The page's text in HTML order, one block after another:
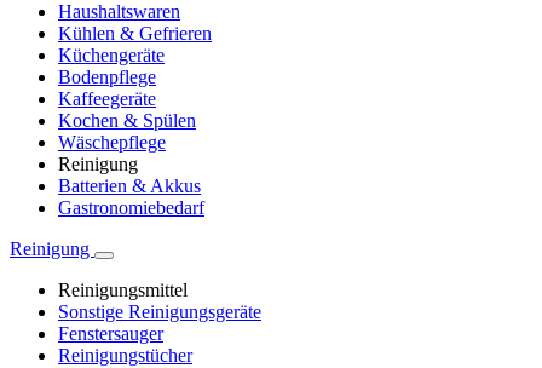
Haushaltswaren
Kühlen & Gefrieren
Küchengeräte
Bodenpflege
Kaffeegeräte
Kochen & Spülen
Wäschepflege
Reinigung
Batterien & Akkus
Gastronomiebedarf
Reinigung
Reinigungsmittel
Sonstige Reinigungsgeräte
Fenstersauger
Reinigungstücher